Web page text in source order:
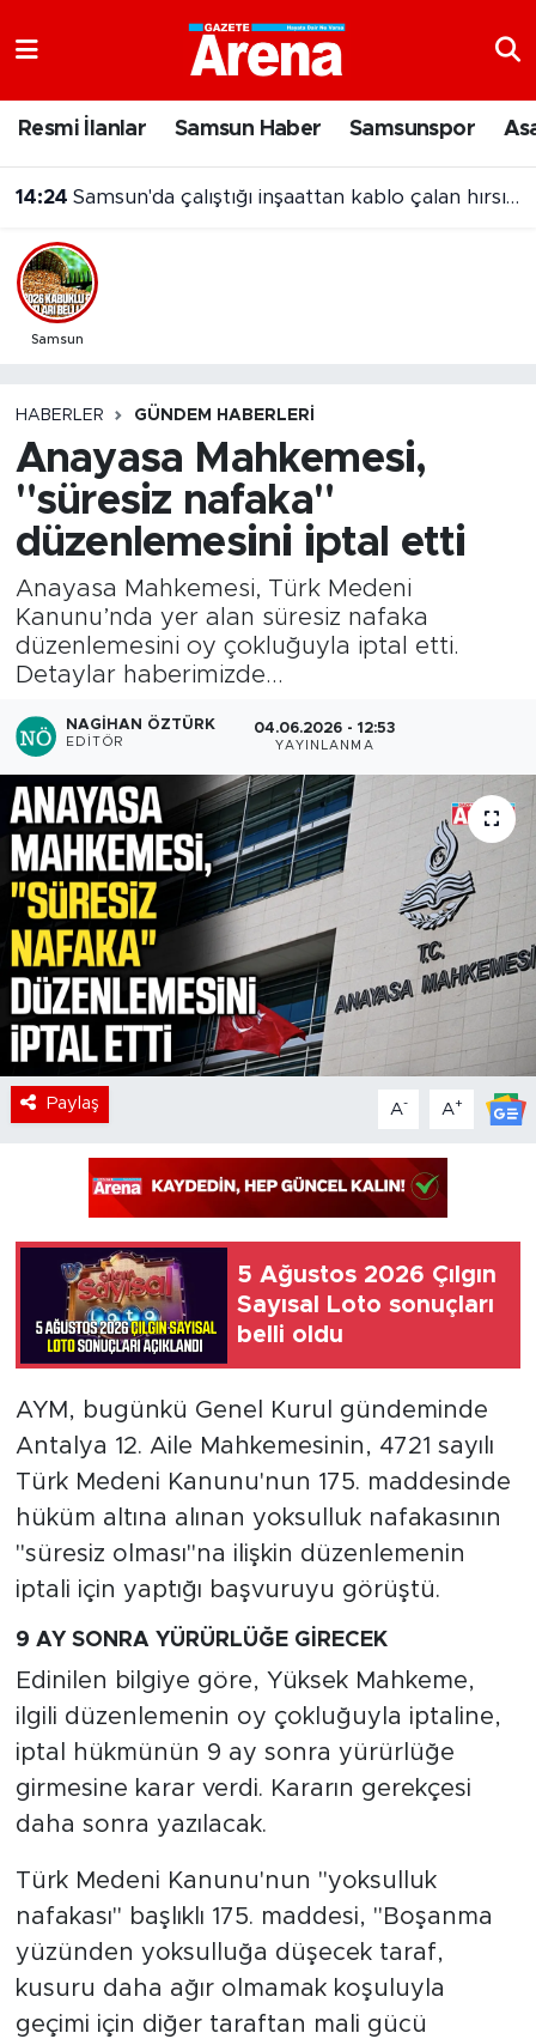
Resmi İlanlar Samsun Haber Samsunspor
14:19 Bafra'da yazın gözde adresi Ali Kale Turistik Tesisleri
Samsun
HABERLER GÜNDEM HABERLERI
Anayasa Mahkemesi,
"süresiz nafaka"
düzenlemesini iptal etti
Anayasa Mahkemesi, Türk Medeni
Kanunu’nda yer alan süresiz nafaka
düzenlemesini oy çokluğuyla iptal etti.
Detaylar haberimizde...
NAGIHAN ÖZTÜRK
EDITÖR
04.06.2026 - 12:53
YAYINLANMA
Paylaş A- A+
5 Ağustos 2026 Çılgın
Sayısal Loto sonuçları
belli oldu
AYM, bugünkü Genel Kurul gündeminde
Antalya 12. Aile Mahkemesinin, 4721 sayılı
Türk Medeni Kanunu'nun 175. maddesinde
hüküm altına alınan yoksulluk nafakasının
"süresiz olması"na ilişkin düzenlemenin
iptali için yaptığı başvuruyu görüştü.
9 AY SONRA YÜRÜRLÜĞE GİRECEK
Edinilen bilgiye göre, Yüksek Mahkeme,
ilgili düzenlemenin oy çokluğuyla iptaline,
iptal hükmünün 9 ay sonra yürürlüğe
girmesine karar verdi. Kararın gerekçesi
daha sonra yazılacak.
Türk Medeni Kanunu'nun "yoksulluk
nafakası" başlıklı 175. maddesi, "Boşanma
yüzünden yoksulluğa düşecek taraf,
kusuru daha ağır olmamak koşuluyla
geçimi için diğer taraftan mali gücü
Samsun Namaz Vakitleri
Trafik Durumu
Süper Lig Puan Durumu ve Fikstür
Son Dakika Haberleri
Haber Arşivi